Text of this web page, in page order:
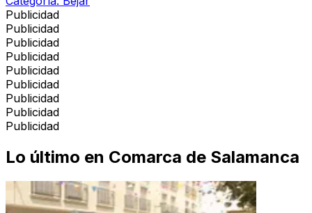
Publicidad
Publicidad
Publicidad
Publicidad
Publicidad
Publicidad
Publicidad
Publicidad
Publicidad
Lo último en Comarca de Salamanca